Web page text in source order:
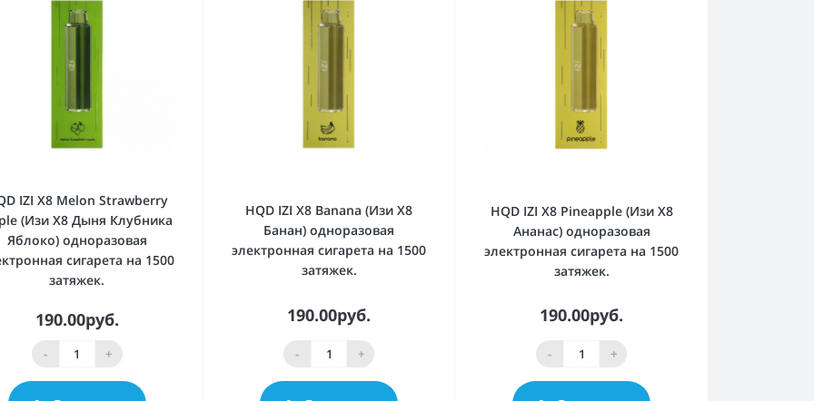
IZI X8 Melon Strawberry
(Изи Х8 Дыня Клубника
Яблоко) одноразовая
сигарета на 1500
затяжек.
190.00руб.
- +
HQD IZI X8 Banana (Изи Х8
Банан) одноразовая
электронная сигарета на 1500
затяжек.
190.00руб.
- +
HQD IZI X8 Pineapple (Изи Х8
Ананас) одноразовая
электронная сигарета на 1500
затяжек.
190.00руб.
- +